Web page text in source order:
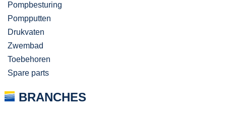
Pompbesturing
Pompputten
Drukvaten
Zwembad
Toebehoren
Spare parts
BRANCHES